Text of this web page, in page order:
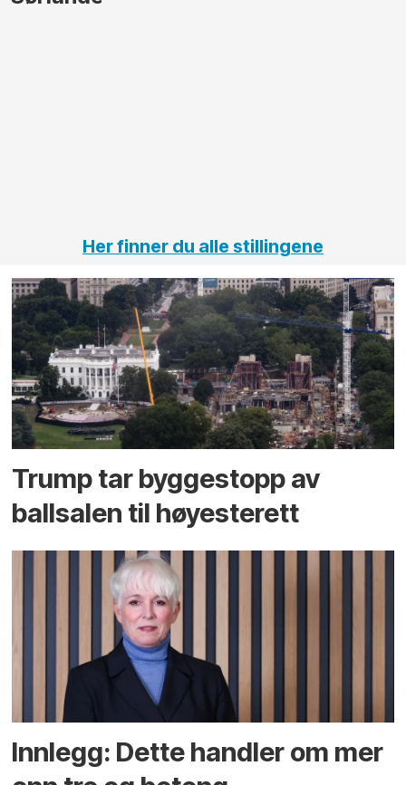
Her finner du alle stillingene
Trump tar byggestopp av
ballsalen til høyesterett
Innlegg: Dette handler om mer